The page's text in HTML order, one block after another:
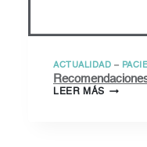
ACTUALIDAD –
LEER MÁS